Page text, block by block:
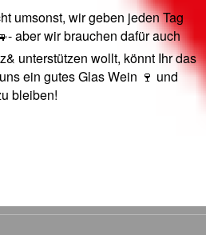
umsonst, wir geben jeden Tag
aber wir brauchen dafür auch
unterstützen wollt, könnt Ihr das
ein gutes Glas Wein 🍷 und
bleiben!